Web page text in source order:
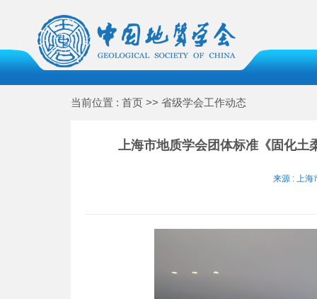
当前位置 : 首页 >> 省级学会工作动态
上海市地质学会团体标准《固化土
来源 : 上